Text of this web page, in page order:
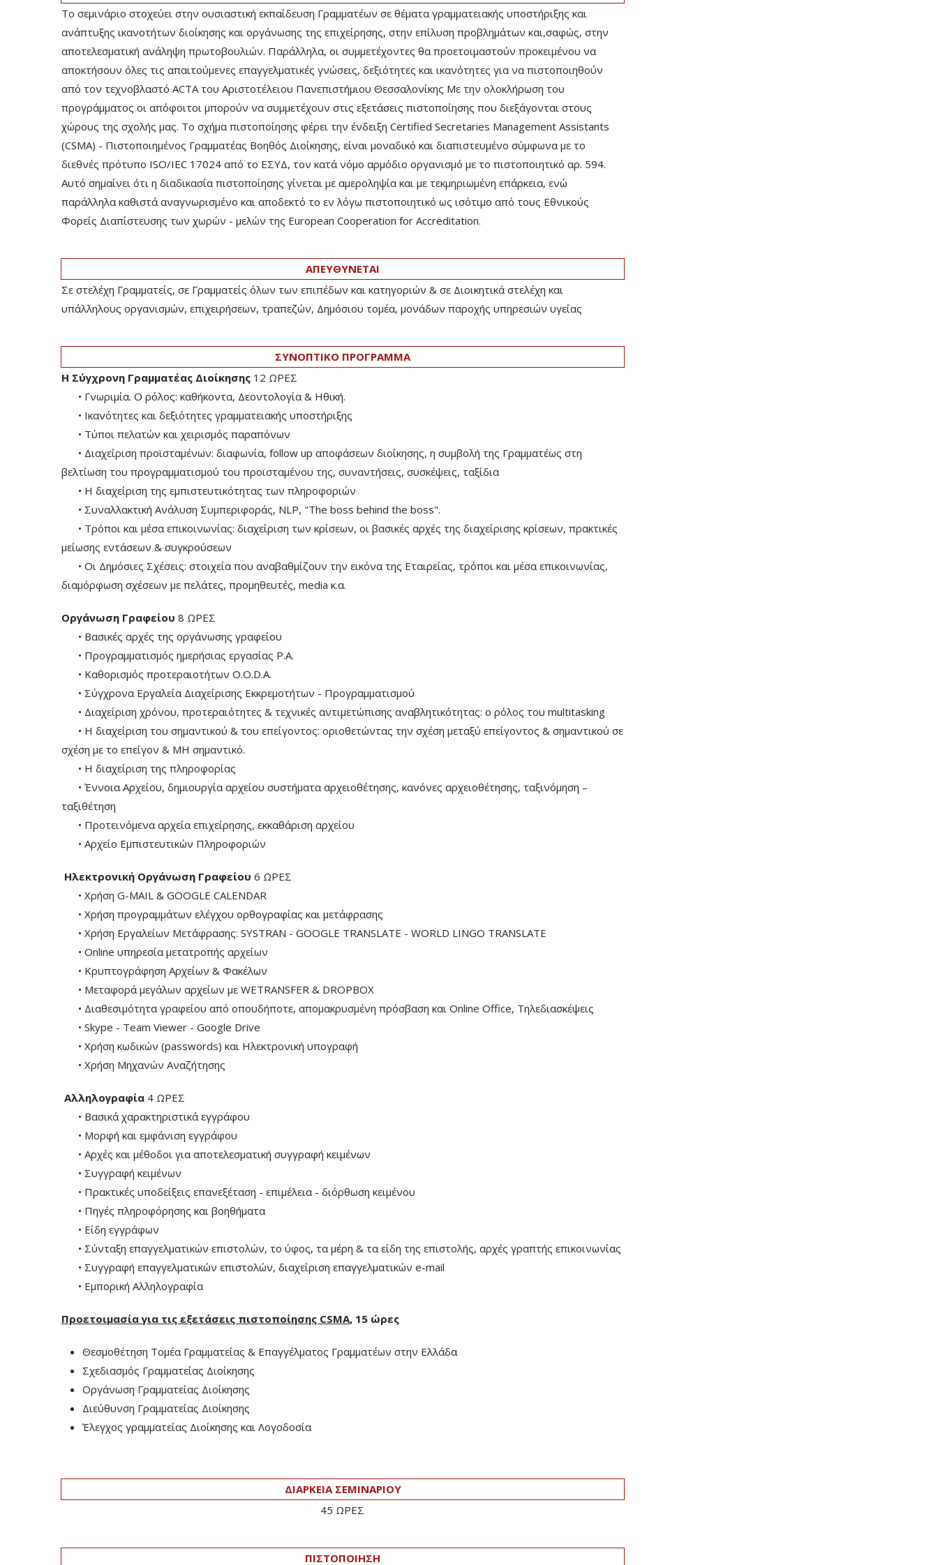
Το σεμινάριο στοχεύει στην ουσιαστική εκπαίδευση Γραμματέων σε θέματα γραμματειακής υποστήριξης και
ανάπτυξης ικανοτήτων διοίκησης και οργάνωσης της επιχείρησης, στην επίλυση προβλημάτων και,σαφώς, στην
αποτελεσματική ανάληψη πρωτοβουλιών. Παράλληλα, οι συμμετέχοντες θα προετοιμαστούν προκειμένου να
αποκτήσουν όλες τις απαιτούμενες επαγγελματικές γνώσεις, δεξιότητες και ικανότητες για να πιστοποιηθούν
από τον τεχνοβλαστό ACTA του Αριστοτέλειου Πανεπιστήμιου Θεσσαλονίκης Με την ολοκλήρωση του
προγράμματος οι απόφοιτοι μπορούν να συμμετέχουν στις εξετάσεις πιστοποίησης που διεξάγονται στους
χώρους της σχολής μας. Το σχήμα πιστοποίησης φέρει την ένδειξη Certified Secretaries Management Assistants
(CSMA) - Πιστοποιημένος Γραμματέας Βοηθός Διοίκησης, είναι μοναδικό και διαπιστευμένο σύμφωνα με το
διεθνές πρότυπο ISO/IEC 17024 από το ΕΣΥΔ, τον κατά νόμο αρμόδιο οργανισμό με το πιστοποιητικό αρ. 594.
Αυτό σημαίνει ότι η διαδικασία πιστοποίησης γίνεται με αμεροληψία και με τεκμηριωμένη επάρκεια, ενώ
παράλληλα καθιστά αναγνωρισμένο και αποδεκτό το εν λόγω πιστοποιητικό ως ισότιμο από τους Εθνικούς
Φορείς Διαπίστευσης των χωρών - μελών της European Cooperation for Accreditation.
ΑΠΕΥΘΥΝΕΤΑΙ
Σε στελέχη Γραμματείς, σε Γραμματείς όλων των επιπέδων και κατηγοριών & σε Διοικητικά στελέχη και
υπάλληλους οργανισμών, επιχειρήσεων, τραπεζών, Δημόσιου τομέα, μονάδων παροχής υπηρεσιών υγείας
ΣΥΝΟΠΤΙΚΟ ΠΡΟΓΡΑΜΜΑ
Η Σύγχρονη Γραμματέας Διοίκησης 12 ΩΡΕΣ
• Γνωριμία. Ο ρόλος: καθήκοντα, Δεοντολογία & Ηθική.
• Ικανότητες και δεξιότητες γραμματειακής υποστήριξης
• Τύποι πελατών και χειρισμός παραπόνων
• Διαχείριση προϊσταμένων: διαφωνία, follow up αποφάσεων διοίκησης, η συμβολή της Γραμματέως στη
βελτίωση του προγραμματισμού του προϊσταμένου της, συναντήσεις, συσκέψεις, ταξίδια
• Η διαχείριση της εμπιστευτικότητας των πληροφοριών
• Συναλλακτική Ανάλυση Συμπεριφοράς, ΝLP, "The boss behind the boss".
• Τρόποι και μέσα επικοινωνίας: διαχείριση των κρίσεων, οι βασικές αρχές της διαχείρισης κρίσεων, πρακτικές
μείωσης εντάσεων & συγκρούσεων
• Οι Δημόσιες Σχέσεις: στοιχεία που αναβαθμίζουν την εικόνα της Εταιρείας, τρόποι και μέσα επικοινωνίας,
διαμόρφωση σχέσεων με πελάτες, προμηθευτές, media κ.α.
Οργάνωση Γραφείου 8 ΩΡΕΣ
• Βασικές αρχές της οργάνωσης γραφείου
• Προγραμματισμός ημερήσιας εργασίας P.A.
• Καθορισμός προτεραιοτήτων O.O.D.A.
• Σύγχρονα Εργαλεία Διαχείρισης Εκκρεμοτήτων - Προγραμματισμού
• Διαχείριση χρόνου, προτεραιότητες & τεχνικές αντιμετώπισης αναβλητικότητας: ο ρόλος του multitasking
• Η διαχείριση του σημαντικού & του επείγοντος: οριοθετώντας την σχέση μεταξύ επείγοντος & σημαντικού σε
σχέση με το επείγον & ΜΗ σημαντικό.
• Η διαχείριση της πληροφορίας
• Έννοια Αρχείου, δημιουργία αρχείου συστήματα αρχειοθέτησης, κανόνες αρχειοθέτησης, ταξινόμηση –
ταξιθέτηση
• Προτεινόμενα αρχεία επιχείρησης, εκκαθάριση αρχείου
• Αρχείο Εμπιστευτικών Πληροφοριών
Ηλεκτρονική Οργάνωση Γραφείου 6 ΩΡΕΣ
• Χρήση G-MAIL & GOOGLE CALENDAR
• Χρήση προγραμμάτων ελέγχου ορθογραφίας και μετάφρασης
• Χρήση Eργαλείων Μετάφρασης: SYSTRAN - GOOGLE TRANSLATE - WORLD LINGO TRANSLATE
• Online υπηρεσία μετατροπής αρχείων
• Κρυπτογράφηση Αρχείων & Φακέλων
• Μεταφορά μεγάλων αρχείων με WETRANSFER & DROPBOX
• Διαθεσιμότητα γραφείου από οπουδήποτε, απομακρυσμένη πρόσβαση και Online Office, Τηλεδιασκέψεις
• Skype - Team Viewer - Google Drive
• Χρήση κωδικών (passwords) και Ηλεκτρονική υπογραφή
• Χρήση Μηχανών Αναζήτησης
Αλληλογραφία 4 ΩΡΕΣ
• Βασικά χαρακτηριστικά εγγράφου
• Μορφή και εμφάνιση εγγράφου
• Αρχές και μέθοδοι για αποτελεσματική συγγραφή κειμένων
• Συγγραφή κειμένων
• Πρακτικές υποδείξεις επανεξέταση - επιμέλεια - διόρθωση κειμένου
• Πηγές πληροφόρησης και βοηθήματα
• Είδη εγγράφων
• Σύνταξη επαγγελματικών επιστολών, το ύφος, τα μέρη & τα είδη της επιστολής, αρχές γραπτής επικοινωνίας
• Συγγραφή επαγγελματικών επιστολών, διαχείριση επαγγελματικών e-mail
• Εμπορική Αλληλογραφία
Προετοιμασία για τις εξετάσεις πιστοποίησης CSMA, 15 ώρες
Θεσμοθέτηση Τομέα Γραμματείας & Επαγγέλματος Γραμματέων στην Ελλάδα
Σχεδιασμός Γραμματείας Διοίκησης
Οργάνωση Γραμματείας Διοίκησης
Διεύθυνση Γραμματείας Διοίκησης
Έλεγχος γραμματείας Διοίκησης και Λογοδοσία
ΔΙΑΡΚΕΙΑ ΣΕΜΙΝΑΡΙΟΥ
45 ΩΡΕΣ
ΠΙΣΤΟΠΟΙΗΣΗ